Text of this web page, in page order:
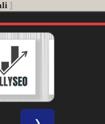
]